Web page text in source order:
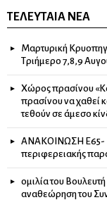
ΤΕΛΕΥΤΑΊΑ ΝΈΑ
Μαρτυρική
Τριήμερο 7,8,9
Χώρος πρασίνου
πρασίνου να χαθεί
τεθούν σε άμεσο
ΑΝΑΚΟΙΝΩΣΗ Ε65-
περιφερειακής
ομιλία του
αναθεώρηση του